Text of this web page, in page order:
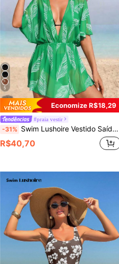
5
Economize R$18,29
#praia vestir
-31% Swim Lushoire Vestido Saída de Praia Feminino, Estampa de Folhas em Tela, Casual para Casa, Praia, Piscina, Primavera/Verão
R$40,70